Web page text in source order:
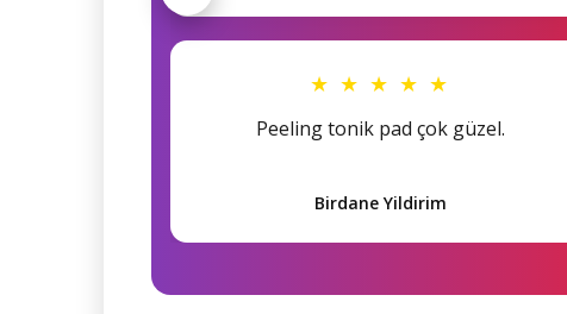
★ ★ ★ ★ ★
Peeling tonik pad çok güzel.
Birdane Yildirim